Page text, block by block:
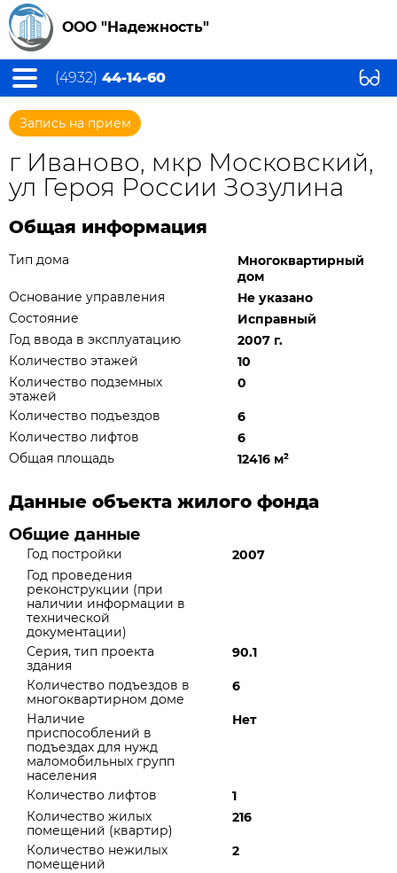
ООО "Надежность"
(4932) 44-14-60
Запись на прием
г Иваново, мкр Московский,
ул Героя России Зозулина
Общая информация
Тип дома
Многоквартирный
дом
Основание управления
Не указано
Состояние
Исправный
Год ввода в эксплуатацию
2007 г.
Количество этажей
10
Количество подземных
этажей
0
Количество подъездов
6
Количество лифтов
6
Общая площадь
12416 м²
Данные объекта жилого фонда
Общие данные
Год постройки
2007
Год проведения
реконструкции (при
наличии информации в
технической
документации)
Серия, тип проекта
здания
90.1
Количество подъездов в
многоквартирном доме
6
Наличие
приспособлений в
подъездах для нужд
маломобильных групп
населения
Нет
Количество лифтов
1
Количество жилых
помещений (квартир)
216
Количество нежилых
помещений
2